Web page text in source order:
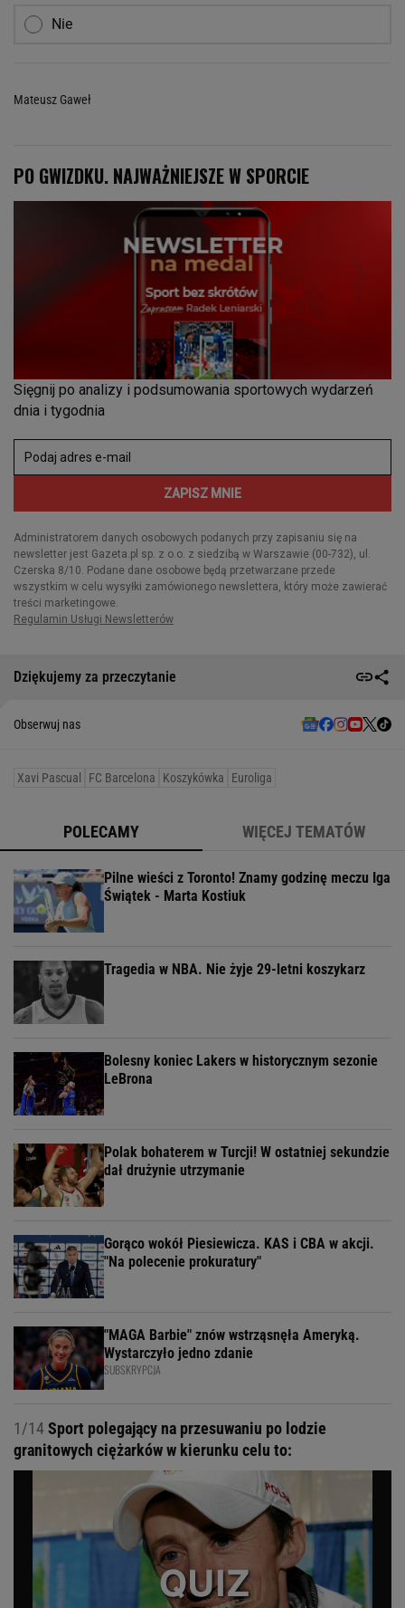
Nie
Mateusz Gaweł
Dziękujemy za przeczytanie
Obserwuj nas
Xavi Pascual FC Barcelona Koszykówka Euroliga
POLECAMY WIĘCEJ TEMATÓW
Pilne wieści z Toronto! Znamy godzinę meczu Iga
Świątek - Marta Kostiuk
Tragedia w NBA. Nie żyje 29-letni koszykarz
Bolesny koniec Lakers w historycznym sezonie
LeBrona
Polak bohaterem w Turcji! W ostatniej sekundzie
dał drużynie utrzymanie
Gorąco wokół Piesiewicza. KAS i CBA w akcji.
"Na polecenie prokuratury"
"MAGA Barbie" znów wstrząsnęła Ameryką.
Wystarczyło jedno zdanie
SUBSKRYPCJA
1/14Sport polegający na przesuwaniu po lodzie
granitowych ciężarków w kierunku celu to: